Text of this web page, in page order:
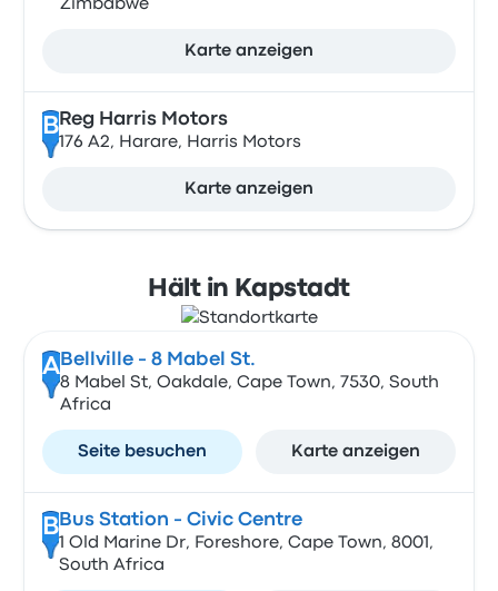
Zimbabwe
Karte anzeigen
B Reg Harris Motors
176 A2, Harare, Harris Motors
Karte anzeigen
Hält in Kapstadt
A Bellville - 8 Mabel St.
8 Mabel St, Oakdale, Cape Town, 7530, South
Africa
Seite besuchen Karte anzeigen
B Bus Station - Civic Centre
1 Old Marine Dr, Foreshore, Cape Town, 8001,
South Africa